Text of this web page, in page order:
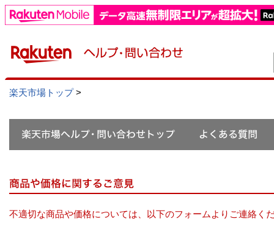
楽天市場トップ>
不適切な商品や価格については、以下のフォームよりご連絡く